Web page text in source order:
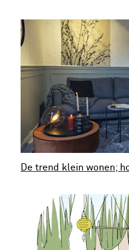
De trend klein wonen;